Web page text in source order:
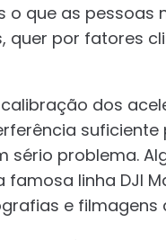
o que as pessoas
quer por fatores
dos
sério problema.
famosa linha DJI
e filmagens